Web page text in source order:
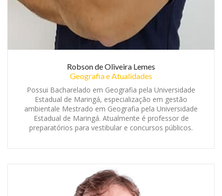
Robson de Oliveira Lemes
Geografia e Atualidades
Possui Bacharelado em Geografia pela Universidade
Estadual de Maringá, especialização em gestão
ambientale Mestrado em Geografia pela Universidade
Estadual de Maringá. Atualmente é professor de
preparatórios para vestibular e concursos públicos.